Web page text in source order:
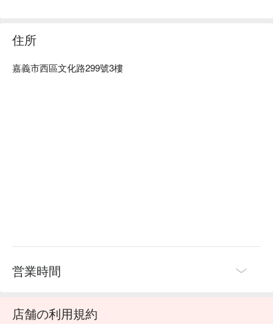
燒肉Smile 嘉義秀泰店訂位、燒肉Smile 大安忠孝店優惠資訊
立刻查看⬇︎
住所
嘉義市西區文化路299號3樓
営業時間
店舗の利用規約